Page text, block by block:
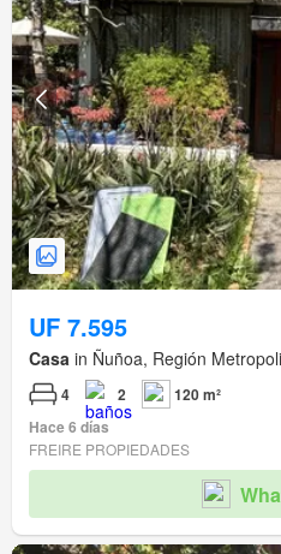
UF 7.595
Casa in Ñuñoa, Región
4 2
120 m²
Hace 6 días
FREIRE PROPIEDADES